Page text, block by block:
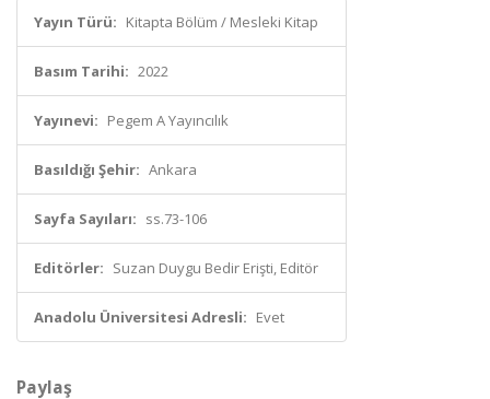
Yayın Türü: Kitapta Bölüm / Mesleki Kitap
Basım Tarihi: 2022
Yayınevi: Pegem A Yayıncılık
Basıldığı Şehir: Ankara
Sayfa Sayıları: ss.73-106
Editörler: Suzan Duygu Bedir Erişti, Editör
Anadolu Üniversitesi Adresli: Evet
Paylaş